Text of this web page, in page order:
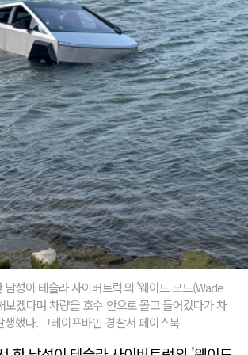
남성이 테슬라 사이버트럭의 '웨이드 모드(Wade
겠다며 차량을 호수 안으로 몰고 들어갔다가 차
생했다. 그레이프바인 경찰서 페이스북